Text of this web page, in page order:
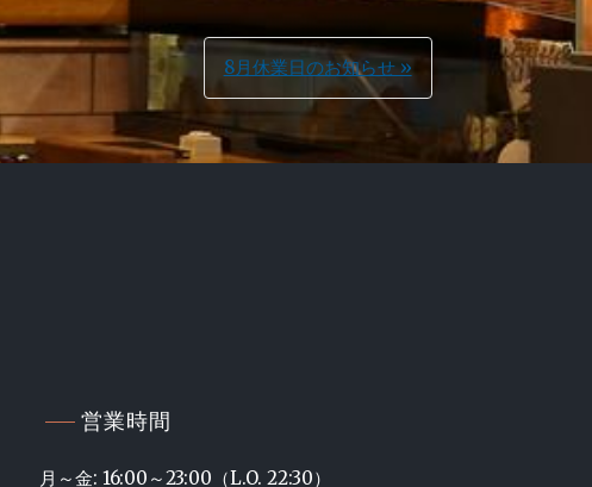
8月休業日のお知らせ »
式ホームページ
営業時間
月～金: 16:00～23:00（L.O. 22:30）